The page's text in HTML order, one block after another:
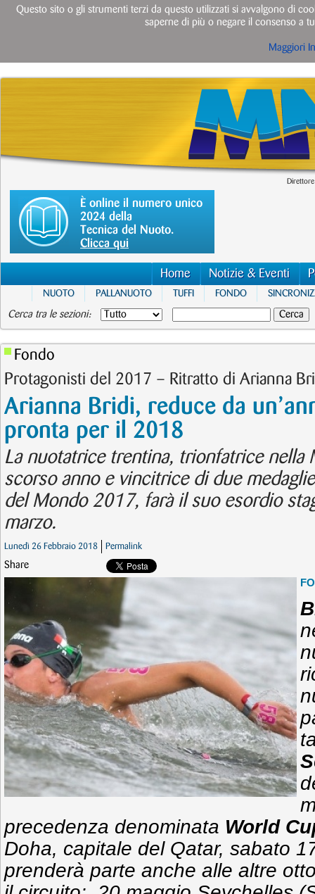
È online il numero unico
2024 della
Tecnica del Nuoto.
Clicca qui
Home Notizie & Eventi
NUOTO PALLANUOTO TUFFI FONDO
Cerca tra le sezioni:
Fondo
Protagonisti del 2017 – Ritratto di Arianna
Arianna Bridi, reduce da
pronta per il 2018
La nuotatrice trentina, trionfatrice nella
scorso anno e vincitrice di due
del Mondo 2017, farà il suo esordio
marzo.
Lunedì 26 Febbraio 2018 Permalink
Share
precedenza denominata World
Doha, capitale del Qatar, sabato
prenderà parte anche alle altre
Questo sito o gli strumenti terzi da questo utilizzati si avvalgono di
saperne di più o negare il consenso a
Maggiori